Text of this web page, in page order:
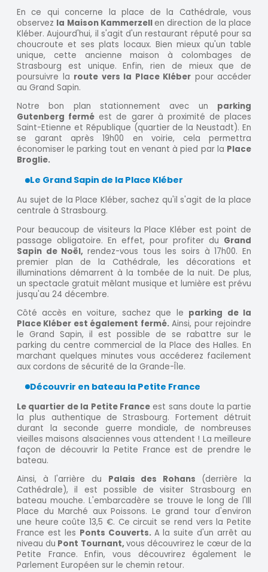
En ce qui concerne la place de la Cathédrale, vous
observez la Maison Kammerzell en direction de la place
Kléber. Aujourd'hui, il s'agit d'un restaurant réputé pour sa
choucroute et ses plats locaux. Bien mieux qu'un table
unique, cette ancienne maison à colombages de
Strasbourg est unique. Enfin, rien de mieux que de
poursuivre la route vers la Place Kléber pour accéder
au Grand Sapin.
Notre bon plan stationnement avec un parking
Gutenberg fermé est de garer à proximité de places
Saint-Etienne et République (quartier de la Neustadt). En
se garant après 19h00 en voirie, cela permettra
économiser le parking tout en venant à pied par la Place
Broglie.
Le Grand Sapin de la Place Kléber
Au sujet de la Place Kléber, sachez qu'il s'agit de la place
centrale à Strasbourg.
Pour beaucoup de visiteurs la Place Kléber est point de
passage obligatoire. En effet, pour profiter du Grand
Sapin de Noël, rendez-vous tous les soirs à 17h00. En
premier plan de la Cathédrale, les décorations et
illuminations démarrent à la tombée de la nuit. De plus,
un spectacle gratuit mêlant musique et lumière est prévu
jusqu'au 24 décembre.
Côté accès en voiture, sachez que le parking de la
Place Kléber est également fermé. Ainsi, pour rejoindre
le Grand Sapin, il est possible de se rabattre sur le
parking du centre commercial de la Place des Halles. En
marchant quelques minutes vous accéderez facilement
aux cordons de sécurité de la Grande-Île.
Découvrir en bateau la Petite France
Le quartier de la Petite France est sans doute la partie
la plus authentique de Strasbourg. Fortement détruit
durant la seconde guerre mondiale, de nombreuses
vieilles maisons alsaciennes vous attendent ! La meilleure
façon de découvrir la Petite France est de prendre le
bateau.
Ainsi, à l'arrière du Palais des Rohans (derrière la
Cathédrale), il est possible de visiter Strasbourg en
bateau mouche. L'embarcadère se trouve le long de l'Ill
Place du Marché aux Poissons. Le grand tour d'environ
une heure coûte 13,5 €. Ce circuit se rend vers la Petite
France est les Ponts Couverts. A la suite d'un arrêt au
niveau du Pont Tournant, vous découvrirez le cœur de la
Petite France. Enfin, vous découvrirez également le
Parlement Européen sur le chemin retour.